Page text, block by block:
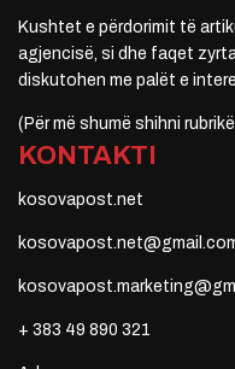
Kushtet e përdorimit të
agjencisë, si dhe faqet
diskutohen me palët e
(Për më shumë shihni
KONTAKTI
kosovapost.net
+ 383 49 890 321